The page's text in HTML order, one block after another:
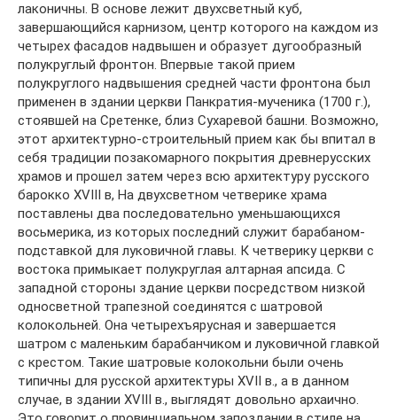
лаконичны. В основе лежит двухсветный куб,
завершающийся карнизом, центр которого на каждом из
четырех фасадов надвышен и образует дугообразный
полукруглый фронтон. Впервые такой прием
полукруглого надвышения средней части фронтона был
применен в здании церкви Панкратия-мученика (1700 г.),
стоявшей на Сретенке, близ Сухаревой башни. Возможно,
этот архитектурно-строительный прием как бы впитал в
себя традиции позакомарного покрытия древнерусских
храмов и прошел затем через всю архитектуру русского
барокко XVIII в, На двухсветном четверике храма
поставлены два последовательно уменьшающихся
восьмерика, из которых последний служит барабаном-
подставкой для луковичной главы. К четверику церкви с
востока примыкает полукруглая алтарная апсида. С
западной стороны здание церкви посредством низкой
односветной трапезной соединятся с шатровой
колокольней. Она четырехъярусная и завершается
шатром с маленьким барабанчиком и луковичной главкой
с крестом. Такие шатровые колокольни были очень
типичны для русской архитектуры XVII в., а в данном
случае, в здании XVIII в., выглядят довольно архаично.